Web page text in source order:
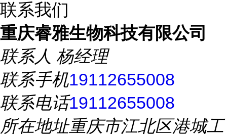
联系我们
重庆睿雅生物科技有限公司
联系人 杨经理
联系手机19112655008
联系电话19112655008
所在地址重庆市江北区港城工